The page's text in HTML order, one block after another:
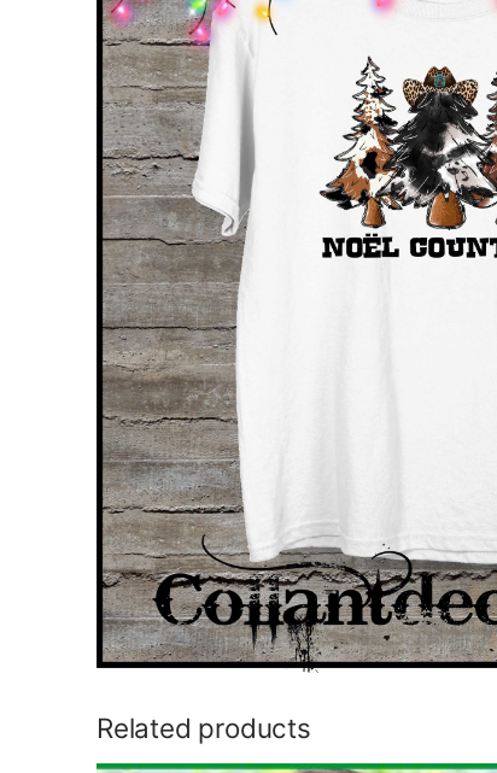
Related products